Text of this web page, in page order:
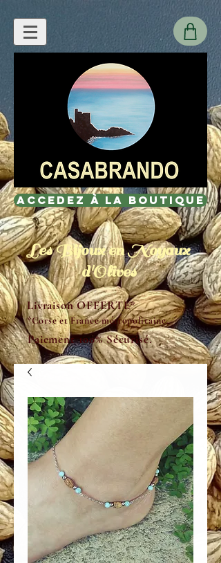
Accedez à la Boutique
Les Bijoux en Noyaux
d'Olives
Livraison OFFERTE*
*Corse et France métropolitaine.
Paiement 100% Sécurisé.